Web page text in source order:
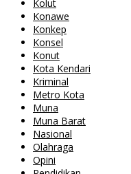
Kolut
Konawe
Konkep
Konsel
Konut
Kota Kendari
Kriminal
Metro Kota
Muna
Muna Barat
Nasional
Olahraga
Opini